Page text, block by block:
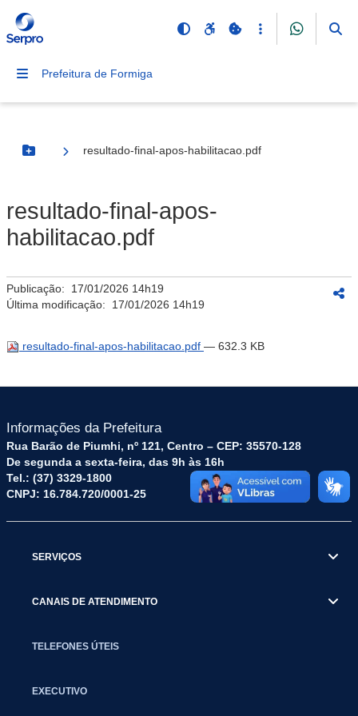
Prefeitura de Formiga
Botão Menu
resultado-final-apos-habilitacao.pdf
resultado-final-apos-
habilitacao.pdf
Publicação: 17/01/2026 14h19
Última modificação: 17/01/2026 14h19
resultado-final-apos-habilitacao.pdf — 632.3 KB
Informações da Prefeitura
Rua Barão de Piumhi, nº 121, Centro – CEP: 35570-128
De segunda a sexta-feira, das 9h às 16h
Tel.: (37) 3329-1800
CNPJ: 16.784.720/0001-25
SERVIÇOS
CANAIS DE ATENDIMENTO
TELEFONES ÚTEIS
EXECUTIVO